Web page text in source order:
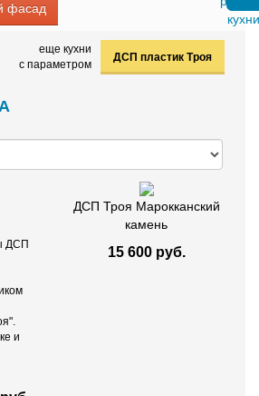
фасад
еще кухни
с параметром
ДСП пластик Троя
ДСП
и
ДСП Троя Марокканский
камень
15 600 руб.